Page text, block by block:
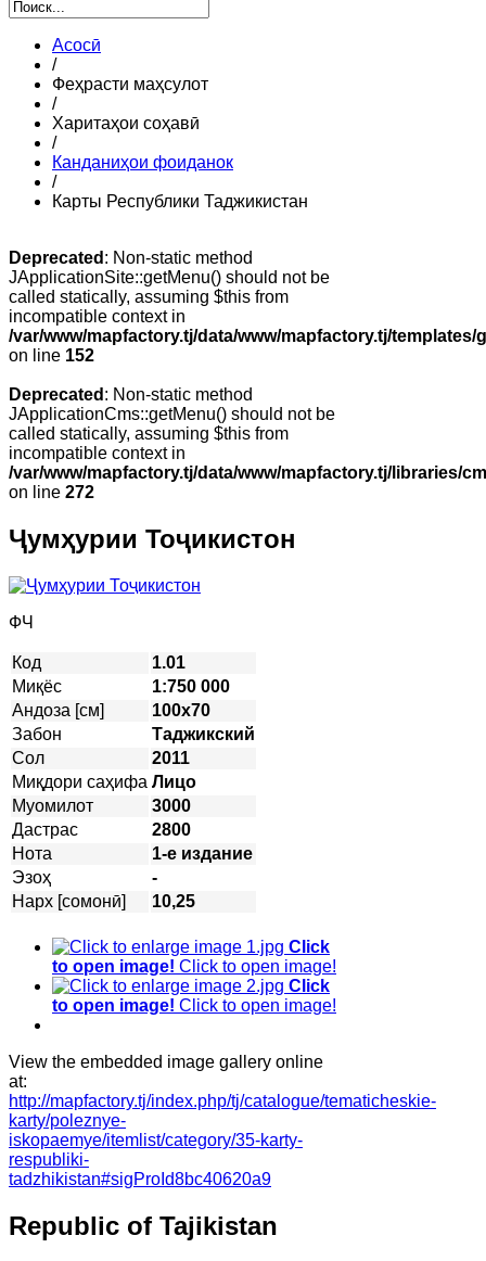
Асосӣ
/
Феҳрасти маҳсулот
/
Харитаҳои соҳавӣ
/
Канданиҳои фоиданок
/
Карты Республики Таджикистан
Deprecated : Non-static method
JApplicationSite::getMenu() should not be
called statically, assuming $this from
incompatible context in
/var/www/mapfactory.tj/data/www/mapfactory.tj/
on line 152
Deprecated : Non-static method
JApplicationCms::getMenu() should not be
called statically, assuming $this from
incompatible context in
/var/www/mapfactory.tj/data/www/mapfactory.tj/libraries/
on line 272
Ҷумҳурии Тоҷикистон
ФЧ
Код
1.01
Миқёс
1:750 000
Андоза [см]
100х70
Забон
Таджикский
Сол
2011
Миқдори саҳифа Лицо
Муомилот
3000
Дастрас
2800
Нота
1-е издание
Эзоҳ
-
Нарх [сомонӣ]
10,25
Click
to open image! Click to open image!
Click
to open image! Click to open image!
View the embedded image gallery online
at:
http://mapfactory.tj/index.php/tj/catalogue/tematicheskie-
karty/poleznye-
iskopaemye/itemlist/category/35-karty-
respubliki-
tadzhikistan#sigProId8bc40620a9
Republic of Tajikistan